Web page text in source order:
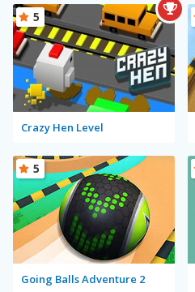
Crazy Hen Level
5
Going Balls Adventure 2
5